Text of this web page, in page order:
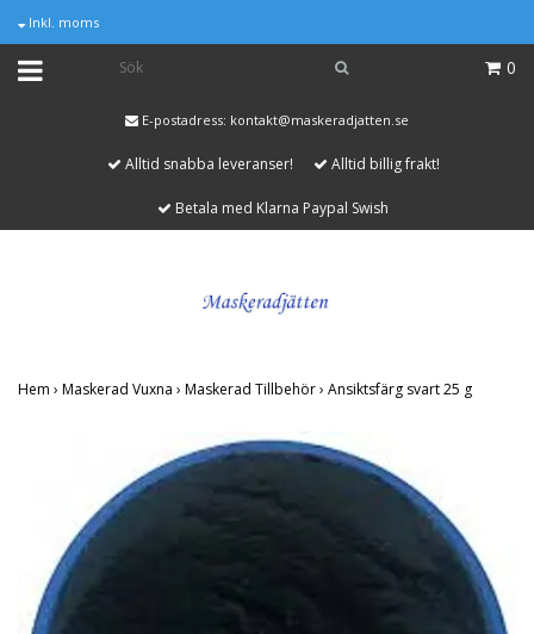
Inkl. moms
0
E-postadress: kontakt@maskeradjatten.se
Alltid snabba leveranser! Alltid billig frakt!
Betala med Klarna Paypal Swish
Hem › Maskerad Vuxna › Maskerad Tillbehör› Ansiktsfärg svart 25 g